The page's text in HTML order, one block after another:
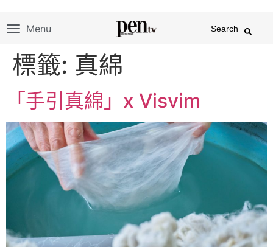
Menu Search
標籤: 真綿
「手引真綿」x Visvim